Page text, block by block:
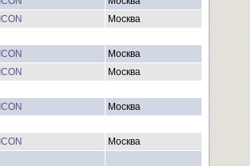
ICON
Москва
ICON
Москва
ICON
Москва
ICON
Москва
ICON Москва